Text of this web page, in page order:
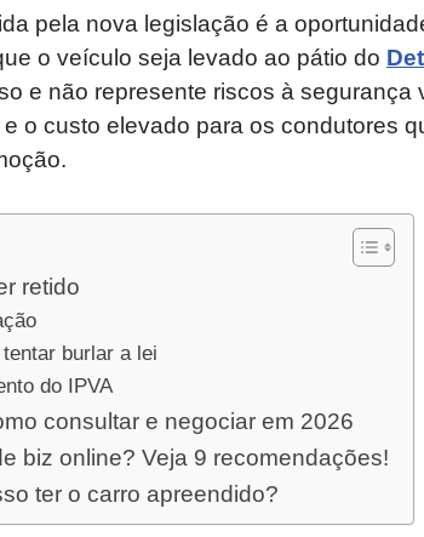
pela nova legislação é a
o veículo seja levado ao pátio do
e não represente riscos à segurança
o custo elevado para os condutores
retido
burlar a lei
do IPVA
consultar e negociar em 2026
biz online? Veja 9 recomendações!
ter o carro apreendido?